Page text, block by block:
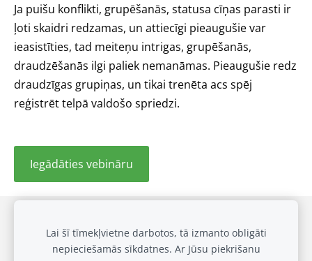
Ja puišu konflikti, grupēšanās, statusa cīņas parasti ir
ļoti skaidri redzamas, un attiecīgi pieaugušie var
ieasistīties, tad meiteņu intrigas, grupēšanās,
draudzēšanās ilgi paliek nemanāmas. Pieaugušie redz
draudzīgas grupiņas, un tikai trenēta acs spēj
reģistrēt telpā valdošo spriedzi.
Iegādāties vebināru
Lai šī tīmekļvietne darbotos, tā izmanto obligāti
nepieciešamās sīkdatnes. Ar Jūsu piekrišanu